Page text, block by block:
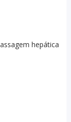
hepática